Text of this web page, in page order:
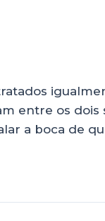
entre os
a boca de